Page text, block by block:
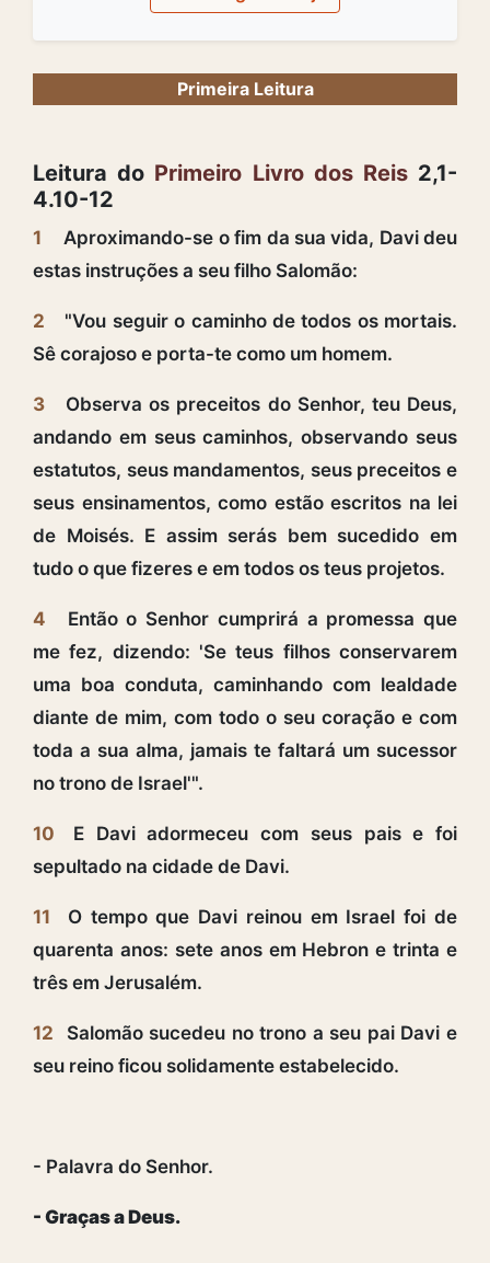
Primeira Leitura
Leitura do Primeiro Livro dos Reis2,1-
4.10-12
1
Aproximando-se o fim da sua vida, Davi deu
estas instruções a seu filho Salomão:
2
"Vou seguir o caminho de todos os mortais.
Sê corajoso e porta-te como um homem.
3
Observa os preceitos do Senhor, teu Deus,
andando em seus caminhos, observando seus
estatutos, seus mandamentos, seus preceitos e
seus ensinamentos, como estão escritos na lei
de Moisés. E assim serás bem sucedido em
tudo o que fizeres e em todos os teus projetos.
4
Então o Senhor cumprirá a promessa que
me fez, dizendo: 'Se teus filhos conservarem
uma boa conduta, caminhando com lealdade
diante de mim, com todo o seu coração e com
toda a sua alma, jamais te faltará um sucessor
no trono de Israel'".
10
E Davi adormeceu com seus pais e foi
sepultado na cidade de Davi.
11
O tempo que Davi reinou em Israel foi de
quarenta anos: sete anos em Hebron e trinta e
três em Jerusalém.
12
Salomão sucedeu no trono a seu pai Davi e
seu reino ficou solidamente estabelecido.
- Palavra do Senhor.
- Graças a Deus.